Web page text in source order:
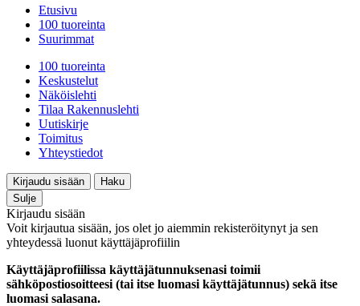
Etusivu
100 tuoreinta
Suurimmat
100 tuoreinta
Keskustelut
Näköislehti
Tilaa Rakennuslehti
Uutiskirje
Toimitus
Yhteystiedot
Kirjaudu sisään
Haku
Sulje
Kirjaudu sisään
Voit kirjautua sisään, jos olet jo aiemmin rekisteröitynyt ja sen
yhteydessä luonut käyttäjäprofiilin
Käyttäjäprofiilissa käyttäjätunnuksenasi toimii
sähköpostiosoitteesi (tai itse luomasi käyttäjätunnus) sekä itse
luomasi salasana.